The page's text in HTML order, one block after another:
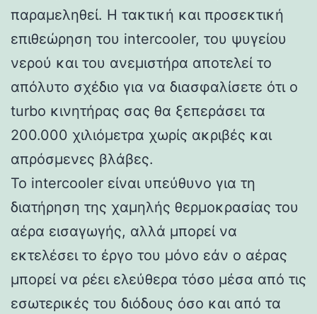
παραμεληθεί. Η τακτική και προσεκτική
επιθεώρηση του intercooler, του ψυγείου
νερού και του ανεμιστήρα αποτελεί το
απόλυτο σχέδιο για να διασφαλίσετε ότι ο
turbo κινητήρας σας θα ξεπεράσει τα
200.000 χιλιόμετρα χωρίς ακριβές και
απρόσμενες βλάβες.
Το intercooler είναι υπεύθυνο για τη
διατήρηση της χαμηλής θερμοκρασίας του
αέρα εισαγωγής, αλλά μπορεί να
εκτελέσει το έργο του μόνο εάν ο αέρας
μπορεί να ρέει ελεύθερα τόσο μέσα από τις
εσωτερικές του διόδους όσο και από τα